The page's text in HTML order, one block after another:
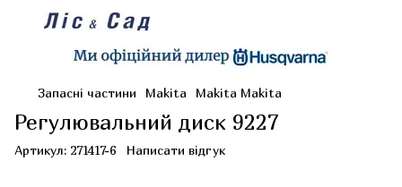
Запасні частини Makita Makita Makita
Регулювальний диск 9227
Артикул: 271417-6 Написати відгук